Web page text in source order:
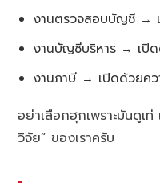
งานตรวจสอบบัญชี →
งานบัญชีบริหาร → เปิ
งานภาษี → เปิดด้วยค
อย่าเลือกฮุกเพราะมันดู
วิจัย” ของเราครับ